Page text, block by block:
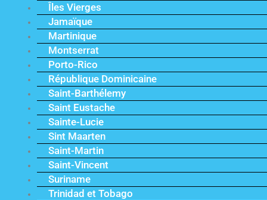
Îles Vierges
Jamaïque
Martinique
Montserrat
Porto-Rico
République Dominicaine
Saint-Barthélemy
Saint Eustache
Sainte-Lucie
Sint Maarten
Saint-Martin
Saint-Vincent
Suriname
Trinidad et Tobago